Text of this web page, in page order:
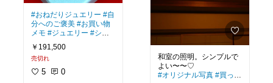
#おねだりジュエリー #自
分へのご褒美 #お買い物
メモ #ジュエリー #シル
ー #ハードウェア
スレット
￥191,500
売切れ
5 0
和室の照明。シンプルで
#オリジナル写真 #買って